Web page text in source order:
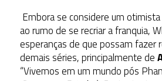
Embora se considere um
ao rumo de se recriar a franquia,
esperanças de que possam fazer
demais séries, principalmente de
“Vivemos em um mundo pós